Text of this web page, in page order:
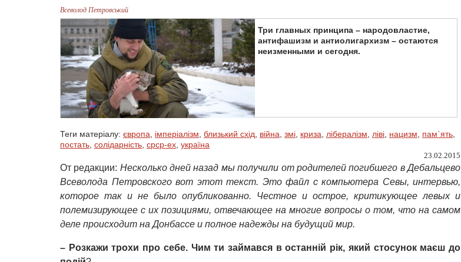
Всеволод Петровський
Три главных принципа – народовластие,
антифашизм и антиолигархизм – остаются
неизменными и сегодня.
Теги матеріалу: європа імперіалізм близький схід війна змі криза лібералізм ліві нацизм пам`ять
постать солідарність срср-ex україна
23.02.2015
От редакции: Несколько дней назад мы получили от родителей погибшего в Дебальцево
Всеволода Петровского вот этот текст. Это файл с компьютера Севы, интервью,
которое так и не было опубликованно. Честное и острое, критикующее левых и
полемизирующее с их позициями, отвечающее на многие вопросы о том, что на самом
деле происходит на Донбассе и полное надежды на будущий мир.
– Розкажи трохи про себе. Чим ти займався в останній рік, який стосунок маєш до